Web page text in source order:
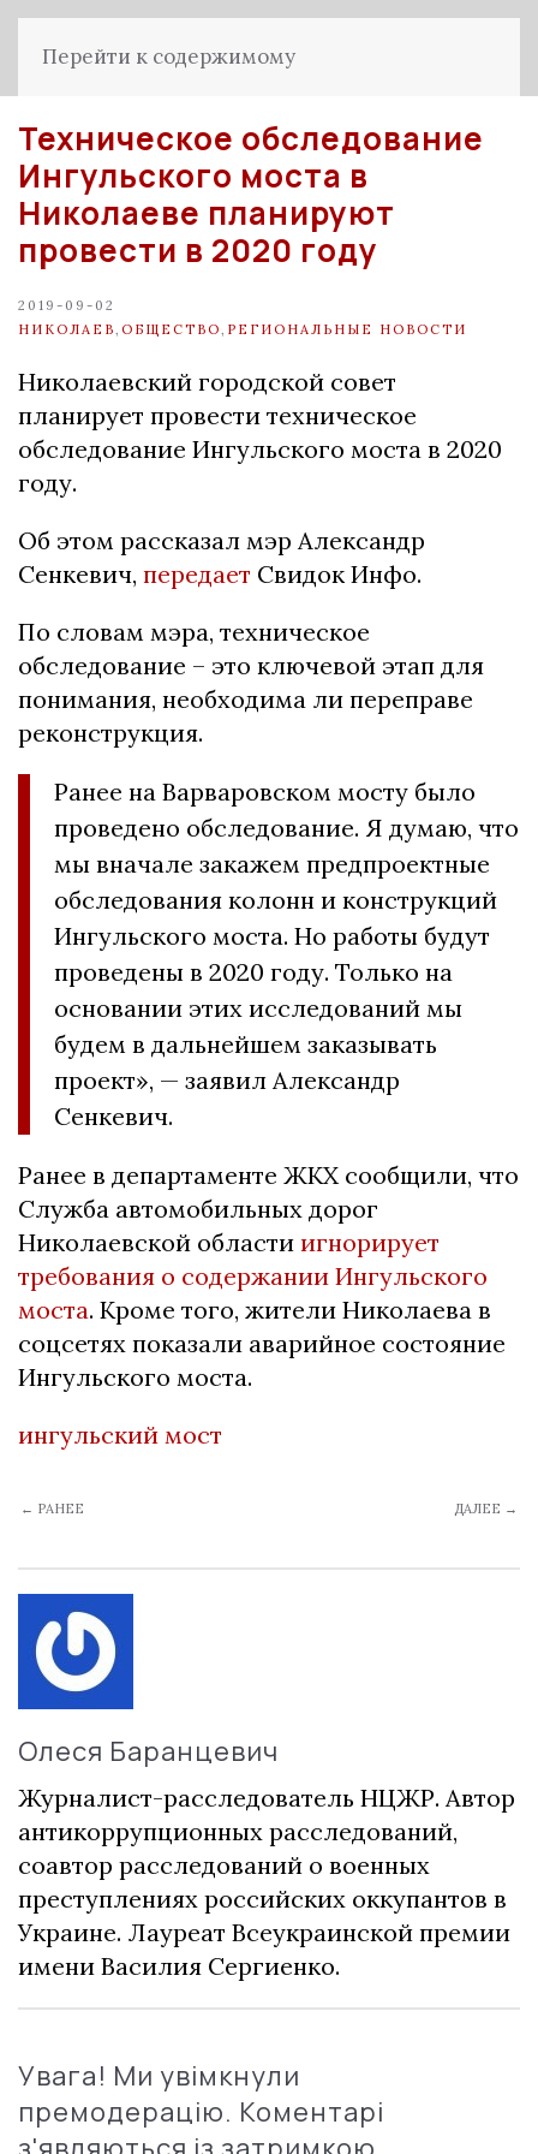
Перейти к содержимому
Техническое обследование
Ингульского моста в
Николаеве планируют
провести в 2020 году
2019-09-02
НИКОЛАЕВ ОБЩЕСТВО РЕГИОНАЛЬНЫЕ НОВОСТИ
Николаевский городской совет
планирует провести техническое
обследование Ингульского моста в 2020
году.
Об этом рассказал мэр Александр
Сенкевич, передает Свидок Инфо.
По словам мэра, техническое
обследование – это ключевой этап для
понимания, необходима ли переправе
реконструкция.
Ранее на Варваровском мосту было
проведено обследование. Я думаю, что
мы вначале закажем предпроектные
обследования колонн и конструкций
Ингульского моста. Но работы будут
проведены в 2020 году. Только на
основании этих исследований мы
будем в дальнейшем заказывать
проект», — заявил Александр
Сенкевич.
Ранее в департаменте ЖКХ сообщили, что
Служба автомобильных дорог
Николаевской области игнорирует
требования о содержании Ингульского
моста. Кроме того, жители Николаева в
соцсетях показали аварийное состояние
Ингульского моста.
ингульский мост
← РАНЕЕ ДАЛЕЕ →
Олеся Баранцевич
Журналист-расследователь НЦЖР. Автор
антикоррупционных расследований,
соавтор расследований о военных
преступлениях российских оккупантов в
Украине. Лауреат Всеукраинской премии
имени Василия Сергиенко.
Увага! Ми увімкнули
премодерацію. Коментарі